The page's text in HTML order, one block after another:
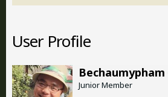
User Profile
Bechaumypham
Junior Member